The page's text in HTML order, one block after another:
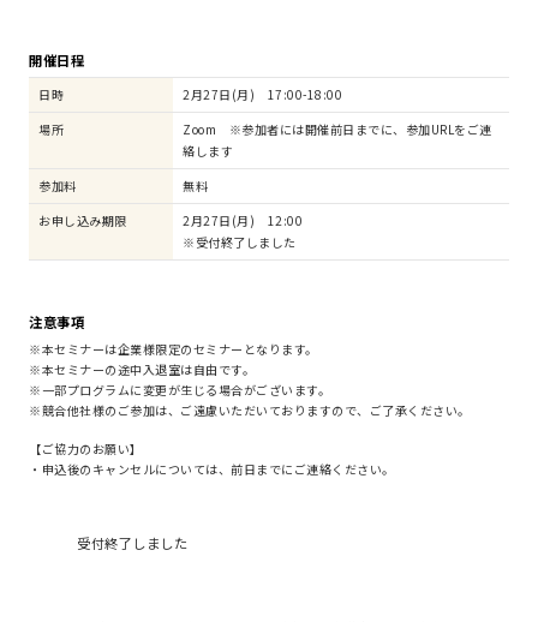
開催日程
日時
2月27日(月) 17:00-18:00
場所
Zoom ※参加者には開催前日までに、参加URLをご連
絡します
参加料
無料
お申し込み期限
2月27日(月) 12:00
※受付終了しました
注意事項
※本セミナーは企業様限定のセミナーとなります。
※本セミナーの途中入退室は自由です。
※一部プログラムに変更が生じる場合がございます。
※競合他社様のご参加は、ご遠慮いただいておりますので、ご了承ください。
【ご協力のお願い】
・申込後のキャンセルについては、前日までにご連絡ください。
受付終了しました